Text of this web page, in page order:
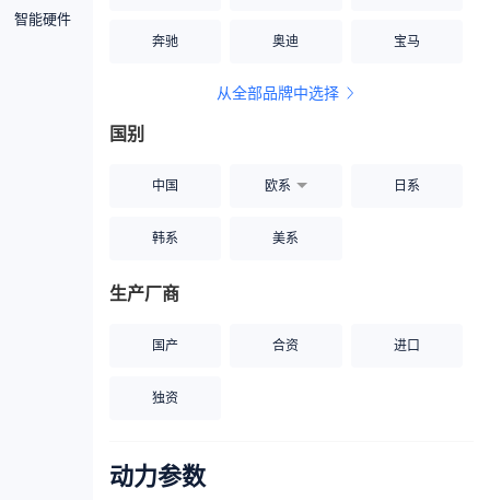
智能硬件
奔驰 奥迪 宝马
从全部品牌中选择
国别
中国 欧系 日系
韩系 美系
生产厂商
国产 合资 进口
独资
动力参数